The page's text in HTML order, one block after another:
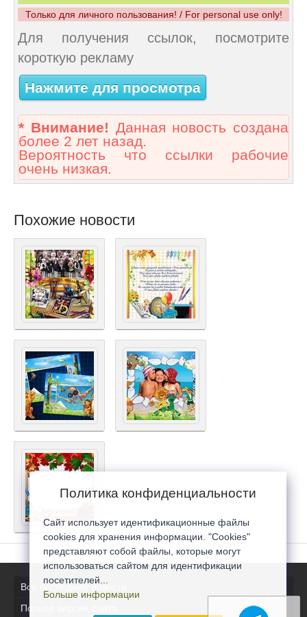
Только для личного пользования! / For personal use only!
Для получения ссылок, посмотрите
короткую рекламу
Нажмите для просмотра
* Внимание! Данная новость создана
более 2 лет назад.
Вероятность что ссылки рабочие
очень низкая.
Похожие новости
Все последние новости
Полная версия сайта
Политика конфиденциальности
Сайт использует идентификационные файлы
cookies для хранения информации. "Cookies"
представляют собой файлы, которые могут
использоваться сайтом для идентификации
посетителей...
Больше информации